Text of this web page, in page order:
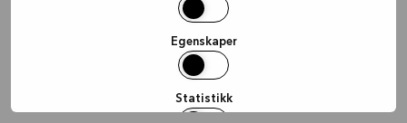
Egenskaper
Statistikk